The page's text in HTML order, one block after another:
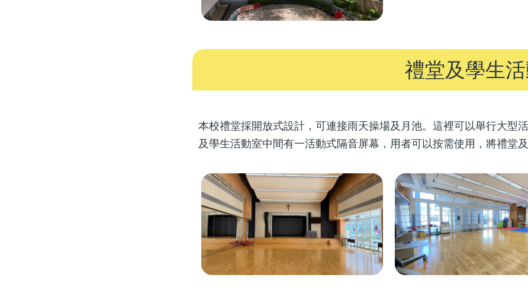
禮堂及學生
本校禮堂採開放式設計，可連接雨天操場及月池。這裡可以舉行大型
及學生活動室中間有一活動式隔音屏幕，用者可以按需使用，將禮堂